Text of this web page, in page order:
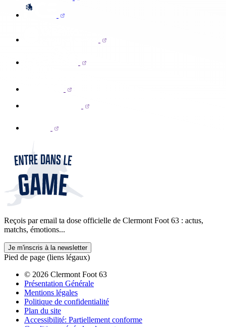
Reçois par email ta dose officielle de Clermont Foot 63 : actus,
matchs, émotions...
Je m'inscris à la newsletter
Pied de page (liens légaux)
© 2026 Clermont Foot 63
Présentation Générale
Mentions légales
Politique de confidentialité
Plan du site
Accessibilité: Partiellement conforme